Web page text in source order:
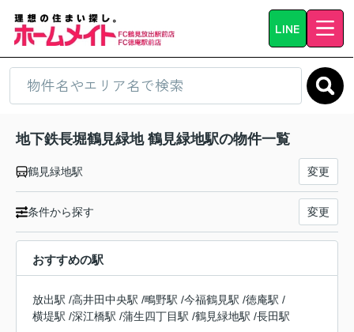
LINE
地下鉄長堀鶴見緑地 鶴見緑地駅の物件一覧
鶴見緑地駅 変更
条件から探す 変更
おすすめの駅
放出駅 /高井田中央駅 /鴫野駅 /今福鶴見駅 /徳庵駅 /
横堤駅 /深江橋駅 /蒲生四丁目駅 /鶴見緑地駅 /長田駅